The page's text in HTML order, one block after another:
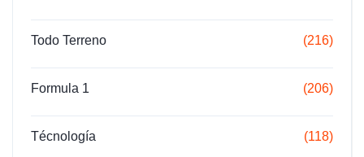
Todo Terreno (216)
Formula 1 (206)
Técnología (118)